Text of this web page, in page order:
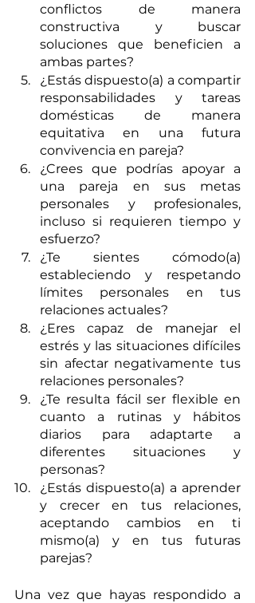
conflictos de manera
constructiva y buscar
soluciones que beneficien a
ambas partes?
¿Estás dispuesto(a) a compartir
responsabilidades y tareas
domésticas de manera
equitativa en una futura
convivencia en pareja?
¿Crees que podrías apoyar a
una pareja en sus metas
personales y profesionales,
incluso si requieren tiempo y
esfuerzo?
¿Te sientes cómodo(a)
estableciendo y respetando
límites personales en tus
relaciones actuales?
¿Eres capaz de manejar el
estrés y las situaciones difíciles
sin afectar negativamente tus
relaciones personales?
¿Te resulta fácil ser flexible en
cuanto a rutinas y hábitos
diarios para adaptarte a
diferentes situaciones y
personas?
¿Estás dispuesto(a) a aprender
y crecer en tus relaciones,
aceptando cambios en ti
mismo(a) y en tus futuras
parejas?
Una vez que hayas respondido a